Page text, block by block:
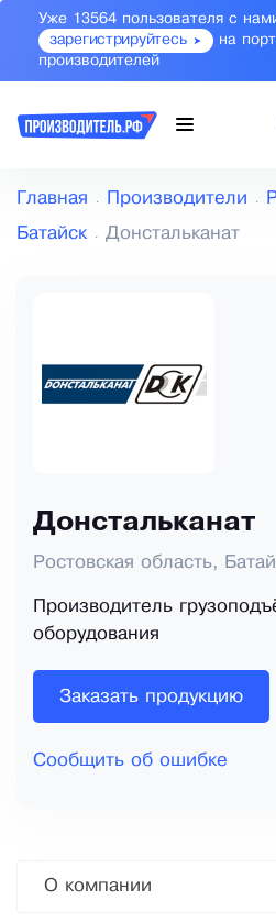
Уже 13564 пользователя с
зарегистрируйтесь
на
производителей
Главная Производители
Батайск Донстальканат
Донстальканат
Ростовская область,
Производитель
оборудования
Заказать продукцию
Сообщить об ошибке
О компании